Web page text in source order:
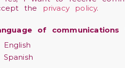
the privacy policy.
of communications